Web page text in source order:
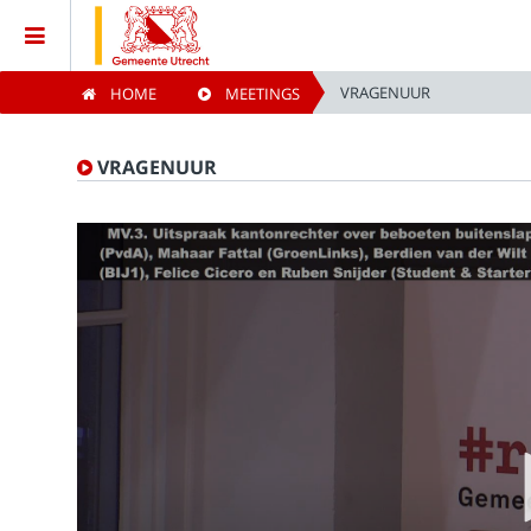
Home
Meetings
Live Sessions
Categories
HOME MEETINGS VRAGENUUR
VRAGENUUR